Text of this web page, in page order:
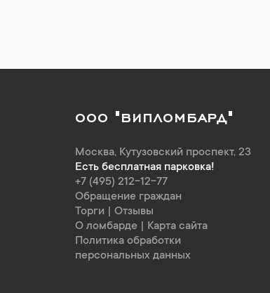
ООО "ВИПЛОМБАРД"
Москва, Кутузовский проспект, 23
Есть бесплатная парковка!
+7 (495) 212-12-77
Обращение граждан
Торги
Отзывы
О ломбарде
Карта сайта
Политика обработки
персональных данных